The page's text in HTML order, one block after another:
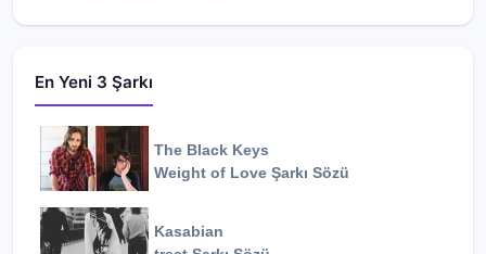
En Yeni 3 Şarkı
The Black Keys
Weight of Love Şarkı Sözü
Kasabian